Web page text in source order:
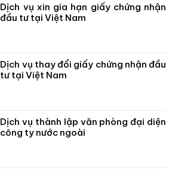
Dịch vụ xin gia hạn giấy chứng nhận
đầu tư tại Việt Nam
Dịch vụ thay đổi giấy chứng nhận đầu
tư tại Việt Nam
Dịch vụ thành lập văn phòng đại diện
công ty nước ngoài